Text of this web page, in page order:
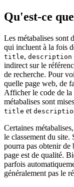
Qu'est-ce
Les métabalises sont
qui incluent à la fois
title, description
indirect sur le
de recherche. Pour
quelle page web, de
Afficher le code de la
métabalises sont
title et
Certaines
le classement du site.
pourra pas obtenir de
page est de qualité.
parfois
généralement pas le